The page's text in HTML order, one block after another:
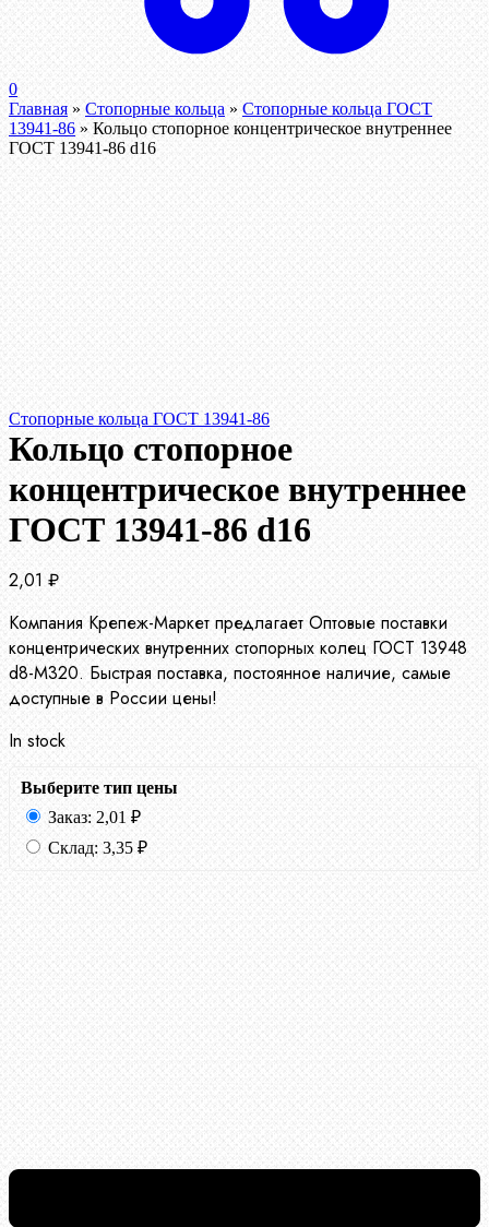
0
Главная » Стопорные кольца » Стопорные кольца ГОСТ
13941-86 » Кольцо стопорное концентрическое внутреннее
ГОСТ 13941-86 d16
Стопорные кольца ГОСТ 13941-86
Кольцо стопорное
концентрическое внутреннее
ГОСТ 13941-86 d16
2,01 ₽
Компания Крепеж-Маркет предлагает Оптовые поставки
концентрических внутренних стопорных колец ГОСТ 13948
d8-М320. Быстрая поставка, постоянное наличие, самые
доступные в России цены!
In stock
Выберите тип цены
Заказ: 2,01 ₽
Склад: 3,35 ₽